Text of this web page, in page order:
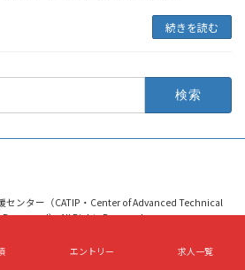
続きを読む
ンター（CATIP・Center of Advanced Technical
） All Rights Reserved.
エントリー 求人一覧